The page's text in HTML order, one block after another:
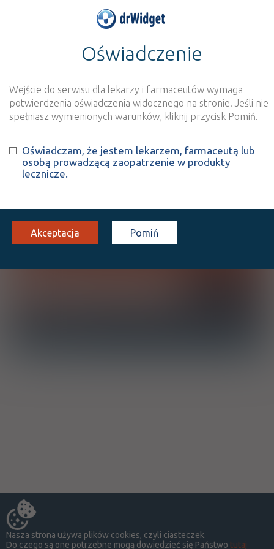
Wynik szukania dla frazy ''
Wyszukaj produkt
Szukaj
Znaleziono wyników: 0
Strona1 z 0
Wyślij do nas nazwę produktu, którego nie
znalazłeś, a dodamy go do naszej bazy
NAZWA PRODUKTU
Nasza strona używa plików cookies, czyli ciasteczek.
Do czego są one potrzebne mogą dowiedzieć się Państwo tutaj
Oświadczenie
Wejście do serwisu dla lekarzy i farmaceutów wymaga
potwierdzenia oświadczenia widocznego na stronie. Jeśli nie
spełniasz wymienionych warunków, kliknij przycisk Pomiń.
Oświadczam, że jestem lekarzem, farmaceutą lub
osobą prowadzącą zaopatrzenie w produkty
lecznicze.
Akceptacja Pomiń